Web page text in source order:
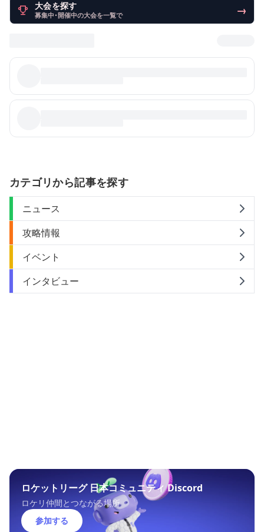
大会を探す
募集中・開催中の大会を一覧で →
カテゴリから記事を探す
ニュース
攻略情報
イベント
インタビュー
ロケットリーグ 日本コミュニティ Discord
ロケリ仲間とつながる場所
参加する